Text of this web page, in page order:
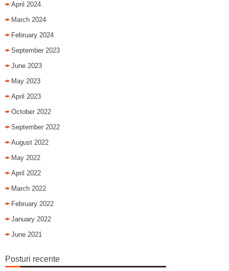
April 2024
March 2024
February 2024
September 2023
June 2023
May 2023
April 2023
October 2022
September 2022
August 2022
May 2022
April 2022
March 2022
February 2022
January 2022
June 2021
Posturi recente